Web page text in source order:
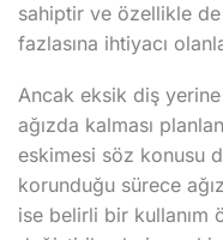
sahiptir ve özellikle
fazlasına ihtiyacı
Ancak eksik diş
ağızda kalması
eskimesi söz konusu
korunduğu sürece
ise belirli bir kullanım